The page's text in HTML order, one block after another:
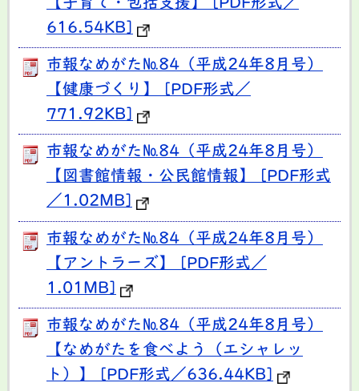
【子育て・包括支援】 [PDF形式／
616.54KB]
市報なめがた№84（平成24年8月号）
【健康づくり】 [PDF形式／
771.92KB]
市報なめがた№84（平成24年8月号）
【図書館情報・公民館情報】 [PDF形式
／1.02MB]
市報なめがた№84（平成24年8月号）
【アントラーズ】 [PDF形式／
1.01MB]
市報なめがた№84（平成24年8月号）
【なめがたを食べよう（エシャレッ
ト）】 [PDF形式／636.44KB]